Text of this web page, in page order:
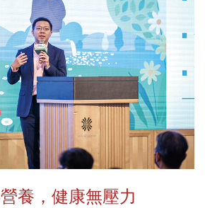
養，健康無壓力